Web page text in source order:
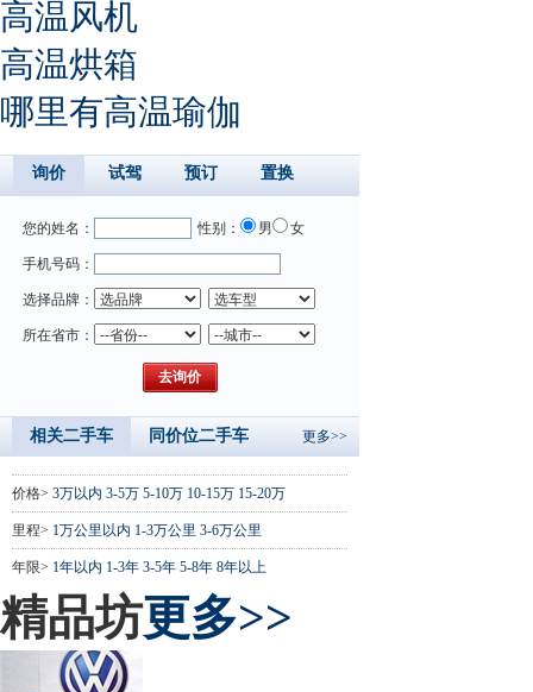
高温风机
高温烘箱
哪里有高温瑜伽
询价 试驾 预订 置换
您的姓名： 性别： 男 女
手机号码：
选择品牌：
所在省市：
相关二手车 同价位二手车 更多>>
价格> 3万以内 3-5万 5-10万 10-15万 15-20万
里程> 1万公里以内 1-3万公里 3-6万公里
年限> 1年以内 1-3年 3-5年 5-8年 8年以上
精品坊更多>>